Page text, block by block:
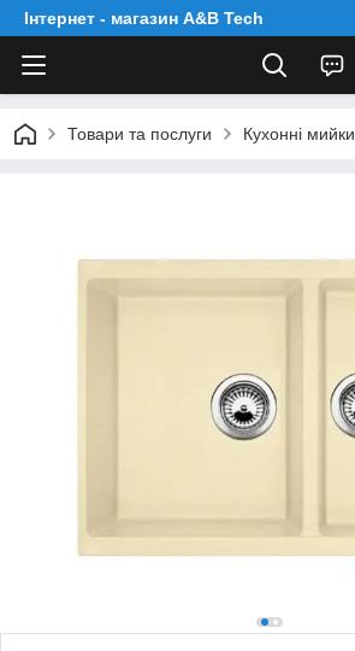
Інтернет - магазин A&B Tech
Товари та послуги Кухонні мийки